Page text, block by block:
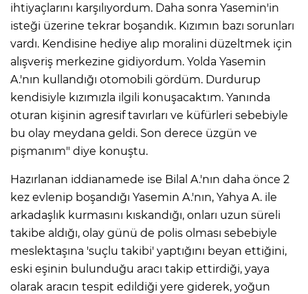
ihtiyaçlarını karşılıyordum. Daha sonra Yasemin'in
isteği üzerine tekrar boşandık. Kızımın bazı sorunları
vardı. Kendisine hediye alıp moralini düzeltmek için
alışveriş merkezine gidiyordum. Yolda Yasemin
A.'nın kullandığı otomobili gördüm. Durdurup
kendisiyle kızımızla ilgili konuşacaktım. Yanında
oturan kişinin agresif tavırları ve küfürleri sebebiyle
bu olay meydana geldi. Son derece üzgün ve
pişmanım" diye konuştu.
Hazırlanan iddianamede ise Bilal A.'nın daha önce 2
kez evlenip boşandığı Yasemin A.'nın, Yahya A. ile
arkadaşlık kurmasını kıskandığı, onları uzun süreli
takibe aldığı, olay günü de polis olması sebebiyle
meslektaşına 'suçlu takibi' yaptığını beyan ettiğini,
eski eşinin bulunduğu aracı takip ettirdiği, yaya
olarak aracın tespit edildiği yere giderek, yoğun